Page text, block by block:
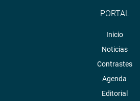
PORTAL
Inicio
Noticias
Contrastes
Agenda
Editorial